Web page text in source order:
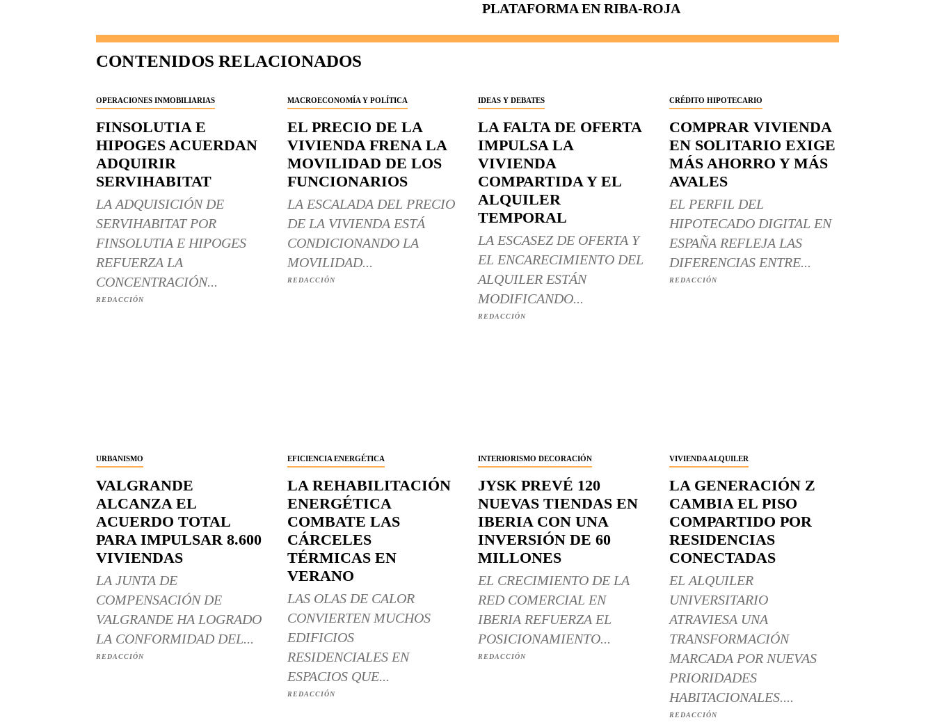
PLATAFORMA EN RIBA-ROJA
CONTENIDOS RELACIONADOS
OPERACIONES INMOBILIARIAS
FINSOLUTIA E
HIPOGES ACUERDAN
ADQUIRIR
SERVIHABITAT
LA ADQUISICIÓN DE
SERVIHABITAT POR
FINSOLUTIA E HIPOGES
REFUERZA LA
CONCENTRACIÓN...
REDACCIÓN
MACROECONOMÍA Y POLÍTICA
EL PRECIO DE LA
VIVIENDA FRENA LA
MOVILIDAD DE LOS
FUNCIONARIOS
LA ESCALADA DEL PRECIO
DE LA VIVIENDA ESTÁ
CONDICIONANDO LA
MOVILIDAD...
REDACCIÓN
IDEAS Y DEBATES
LA FALTA DE OFERTA
IMPULSA LA
VIVIENDA
COMPARTIDA Y EL
ALQUILER
TEMPORAL
LA ESCASEZ DE OFERTA Y
EL ENCARECIMIENTO DEL
ALQUILER ESTÁN
MODIFICANDO...
REDACCIÓN
CRÉDITO HIPOTECARIO
COMPRAR VIVIENDA
EN SOLITARIO EXIGE
MÁS AHORRO Y MÁS
AVALES
EL PERFIL DEL
HIPOTECADO DIGITAL EN
ESPAÑA REFLEJA LAS
DIFERENCIAS ENTRE...
REDACCIÓN
URBANISMO
VALGRANDE
ALCANZA EL
ACUERDO TOTAL
PARA IMPULSAR 8.600
VIVIENDAS
LA JUNTA DE
COMPENSACIÓN DE
VALGRANDE HA LOGRADO
LA CONFORMIDAD DEL...
REDACCIÓN
EFICIENCIA ENERGÉTICA
LA REHABILITACIÓN
ENERGÉTICA
COMBATE LAS
CÁRCELES
TÉRMICAS EN
VERANO
LAS OLAS DE CALOR
CONVIERTEN MUCHOS
EDIFICIOS
RESIDENCIALES EN
ESPACIOS QUE...
REDACCIÓN
INTERIORISMO DECORACIÓN
JYSK PREVÉ 120
NUEVAS TIENDAS EN
IBERIA CON UNA
INVERSIÓN DE 60
MILLONES
EL CRECIMIENTO DE LA
RED COMERCIAL EN
IBERIA REFUERZA EL
POSICIONAMIENTO...
REDACCIÓN
VIVIENDA ALQUILER
LA GENERACIÓN Z
CAMBIA EL PISO
COMPARTIDO POR
RESIDENCIAS
CONECTADAS
EL ALQUILER
UNIVERSITARIO
ATRAVIESA UNA
TRANSFORMACIÓN
MARCADA POR NUEVAS
PRIORIDADES
HABITACIONALES....
REDACCIÓN